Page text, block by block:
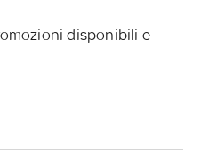
disponibili e